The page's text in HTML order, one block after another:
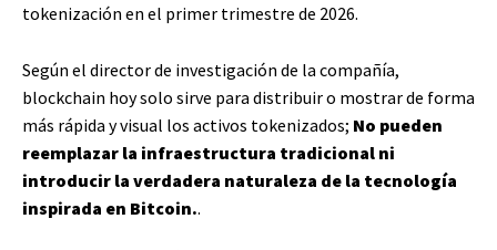
tokenización en el primer trimestre de 2026.
Según el director de investigación de la compañía,
blockchain hoy solo sirve para distribuir o mostrar de forma
más rápida y visual los activos tokenizados; No pueden
reemplazar la infraestructura tradicional ni
introducir la verdadera naturaleza de la tecnología
inspirada en Bitcoin..